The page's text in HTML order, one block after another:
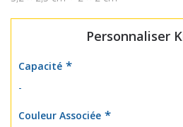
Personnaliser
Capacité
-
Couleur Associée